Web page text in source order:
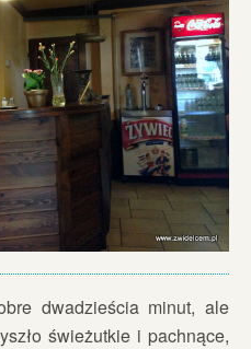
dwadzieścia minut, ale
świeżutkie i pachnące,